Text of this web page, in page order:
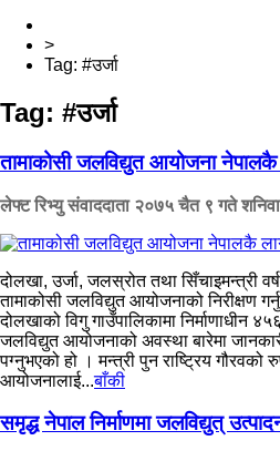
>
Tag: #उर्जा
Tag: #उर्जा
तामाकोसी जलविद्युत आयोजना नेपालकै
लेफ्ट रिभ्यु संवाददाता २०७५ चैत ९ गते
दोलखा, उर्जा, जलस्रोत तथा सिँचाइमन्त्री
तामाकोसी जलविद्युत आयोजनाको निरीक्षण
दोलखाको विगु गाउँपालिकामा निर्माणाधीन
जलविद्युत आयोजनाको अवस्था बारेमा
पग्नुभएको हो । मन्त्री पुन राष्ट्रिय गौरवको
आयोजनालाई...बाँकी
समृद्ध नेपाल निर्माणमा जलविद्युत्